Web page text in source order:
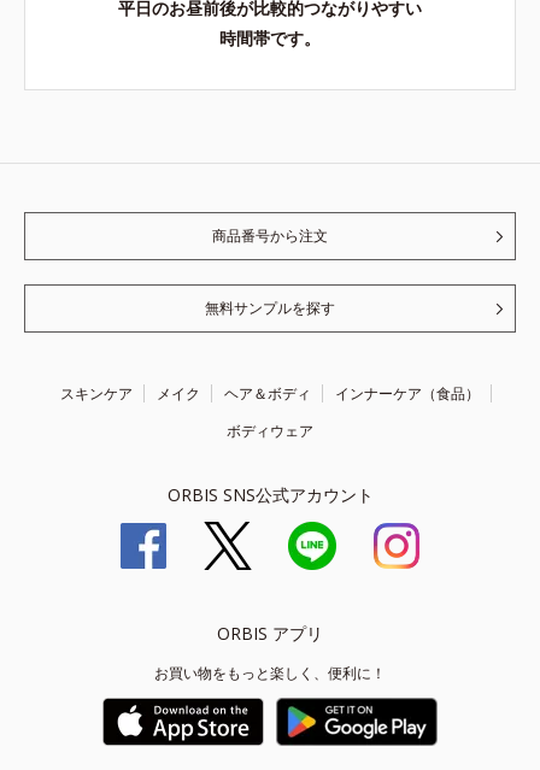
平日のお昼前後が比較的つながりやすい
時間帯です。
商品番号から注文
無料サンプルを探す
スキンケア メイク ヘア＆ボディ
インナーケア（食品）
ボディウェア
ORBIS SNS公式アカウント
ORBIS アプリ
お買い物をもっと楽しく、便利に！